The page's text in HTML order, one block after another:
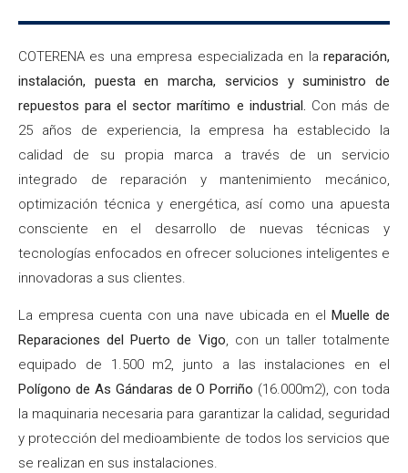
COTERENA es una empresa especializada en la reparación,
instalación, puesta en marcha, servicios y suministro de
repuestos para el sector marítimo e industrial. Con más de
25 años de experiencia, la empresa ha establecido la
calidad de su propia marca a través de un servicio
integrado de reparación y mantenimiento mecánico,
optimización técnica y energética, así como una apuesta
consciente en el desarrollo de nuevas técnicas y
tecnologías enfocados en ofrecer soluciones inteligentes e
innovadoras a sus clientes.
La empresa cuenta con una nave ubicada en el
Muelle de
Reparaciones del Puerto de Vigo, con un taller totalmente
equipado de 1.500 m2, junto a las instalaciones en el
Polígono de As Gándaras de O Porriño (16.000m2), con toda
la maquinaria necesaria para garantizar la calidad, seguridad
y protección del medioambiente de todos los servicios que
se realizan en sus instalaciones.